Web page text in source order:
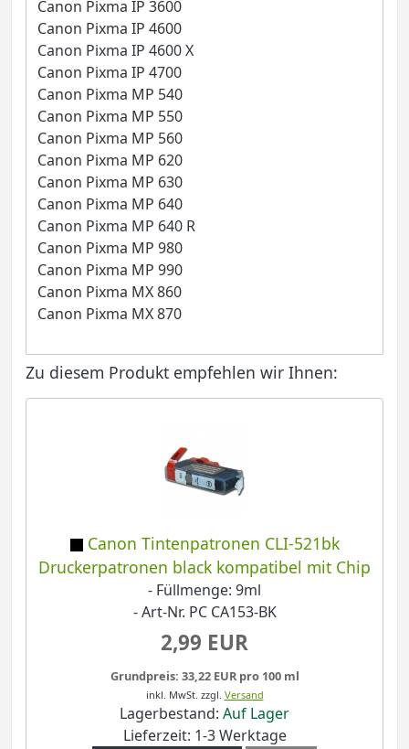
Canon Pixma IP 3600
Canon Pixma IP 4600
Canon Pixma IP 4600 X
Canon Pixma IP 4700
Canon Pixma MP 540
Canon Pixma MP 550
Canon Pixma MP 560
Canon Pixma MP 620
Canon Pixma MP 630
Canon Pixma MP 640
Canon Pixma MP 640 R
Canon Pixma MP 980
Canon Pixma MP 990
Canon Pixma MX 860
Canon Pixma MX 870
Zu diesem Produkt empfehlen wir Ihnen:
Canon Tintenpatronen CLI-521bk
Druckerpatronen black kompatibel mit Chip
- Füllmenge: 9ml
- Art-Nr. PC CA153-BK
2,99 EUR
Grundpreis: 33,22 EUR pro 100 ml
inkl. MwSt. zzgl. Versand
Lagerbestand: Auf Lager
Lieferzeit: 1-3 Werktage